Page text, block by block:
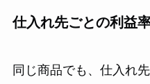
仕入れ先ごとの利益
同じ商品でも、仕入れ